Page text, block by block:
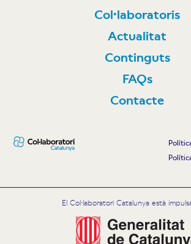
Col·laboratoris
Actualitat
Continguts
FAQs
Contacte
El Col·laboratori Catalunya està